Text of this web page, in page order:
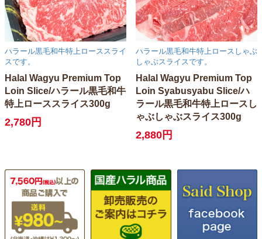
ハラール黒毛和牛特上ローススライ
スです。
Halal Wagyu Premium Top
Loin Slice/ハラール黒毛和牛
特上ローススライス300g
2,780円
ハラール黒毛和牛特上ロースしゃぶ
しゃぶスライスです。
Halal Wagyu Premium Top
Loin Syabusyabu Slice/ハ
ラール黒毛和牛特上ロースし
ゃぶしゃぶスライス300g
2,880円